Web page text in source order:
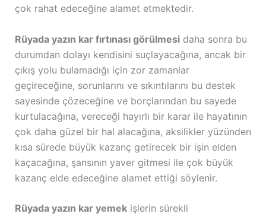
çok rahat edeceğine alamet etmektedir.
Rüyada yazın kar fırtınası görülmesidaha sonra bu
durumdan dolayı kendisini suçlayacağına, ancak bir
çıkış yolu bulamadığı için zor zamanlar
geçireceğine, sorunlarını ve sıkıntılarını bu destek
sayesinde çözeceğine ve borçlarından bu sayede
kurtulacağına, vereceği hayırlı bir karar ile hayatının
çok daha güzel bir hal alacağına, aksilikler yüzünden
kısa sürede büyük kazanç getirecek bir işin elden
kaçacağına, şansının yaver gitmesi ile çok büyük
kazanç elde edeceğine alamet ettiği söylenir.
Rüyada yazın kar yemekişlerin sürekli